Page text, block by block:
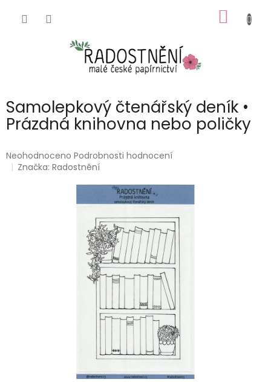
KOŠÍK
Samolepkový čtenářský deník •
Prázdná knihovna nebo poličky
Průměrné
hodnocení
Neohodnoceno Podrobnosti hodnocení
Značka:Radostnění